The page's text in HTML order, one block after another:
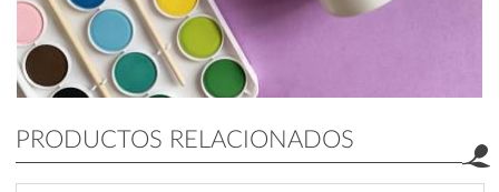
PRODUCTOS RELACIONADOS